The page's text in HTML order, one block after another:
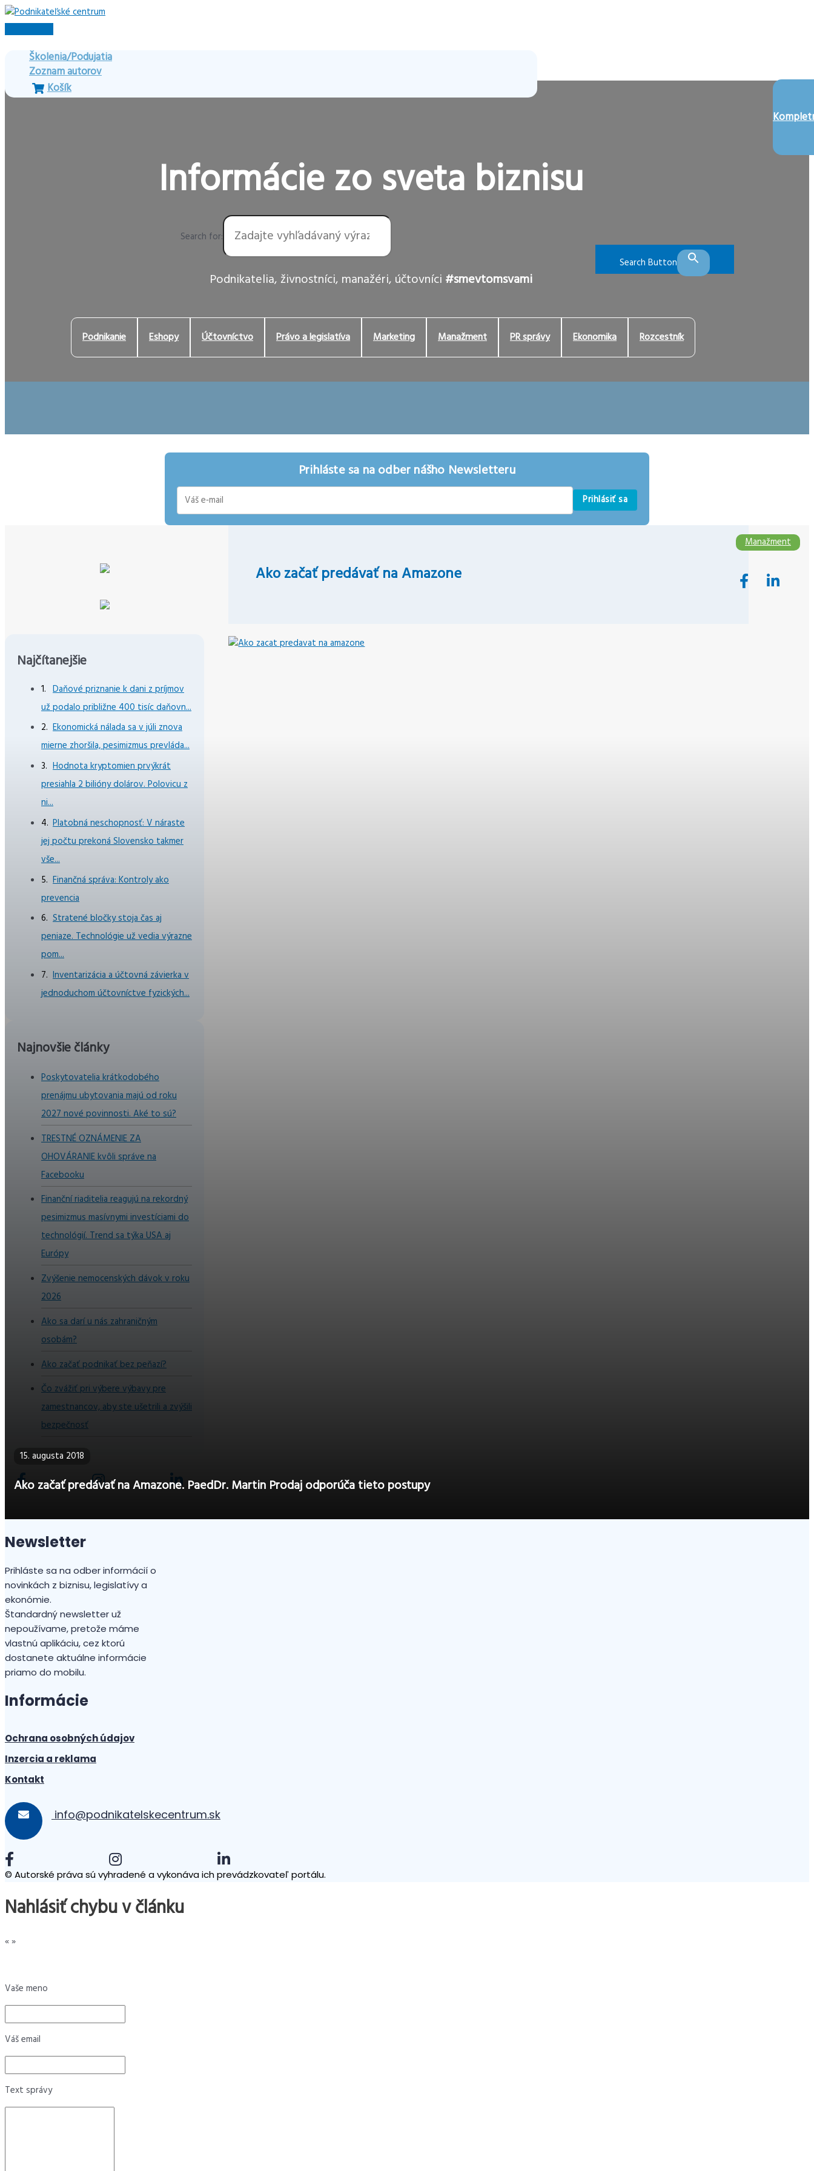
Preskočiť
na
Hlavné
Školenia/Podujatia
Zoznam autorov
Košík
Informácie zo sveta biznisu
Search for:
Search Button
Podnikatelia, živnostníci, manažéri, účtovníci #smevtomsvami
Podnikanie Eshopy Účtovníctvo Právo a legislatíva Marketing Manažment PR správy Ekonomika Rozcestník
Prihláste sa na odber nášho Newsletteru
Prihlásiť sa
Najčítanejšie
Daňové priznanie k dani z príjmov
už podalo približne 400 tisíc daňovn...
Ekonomická nálada sa v júli znova
mierne zhoršila, pesimizmus prevláda...
Hodnota kryptomien prvýkrát
presiahla 2 bilióny dolárov. Polovicu z
ni...
Platobná neschopnosť: V náraste
jej počtu prekoná Slovensko takmer
vše...
Finančná správa: Kontroly ako
prevencia
Stratené bločky stoja čas aj
peniaze. Technológie už vedia výrazne
pom...
Inventarizácia a účtovná závierka v
jednoduchom účtovníctve fyzických...
Najnovšie články
Poskytovatelia krátkodobého
prenájmu ubytovania majú od roku
2027 nové povinnosti. Aké to sú?
TRESTNÉ OZNÁMENIE ZA
OHOVÁRANIE kvôli správe na
Facebooku
Finanční riaditelia reagujú na rekordný
pesimizmus masívnymi investíciami do
technológií. Trend sa týka USA aj
Európy
Zvýšenie nemocenských dávok v roku
2026
Ako sa darí u nás zahraničným
osobám?
Ako začať podnikať bez peňazí?
Čo zvážiť pri výbere výbavy pre
zamestnancov, aby ste ušetrili a zvýšili
bezpečnosť
Ako začať predávať na Amazone
15. augusta 2018
Ako začať predávať na Amazone. PaedDr. Martin Prodaj odporúča tieto postupy
Manažment
Newsletter
Prihláste sa na odber informácií o
novinkách z biznisu, legislatívy a
ekonómie.
Štandardný newsletter už
nepoužívame, pretože máme
vlastnú aplikáciu, cez ktorú
dostanete aktuálne informácie
priamo do mobilu.
Informácie
Ochrana osobných údajov
Inzercia a reklama
Kontakt
info@podnikatelskecentrum.sk
© Autorské práva sú vyhradené a vykonáva ich prevádzkovateľ portálu.
Nahlásiť chybu v článku
«»
Vaše meno
Váš email
Text správy